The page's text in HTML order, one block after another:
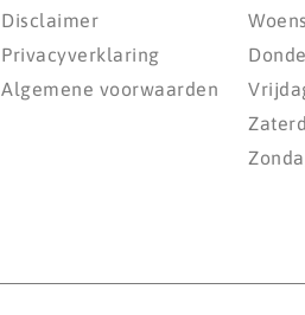
Disclaimer
Privacyverklaring
Algemene voorwaarden